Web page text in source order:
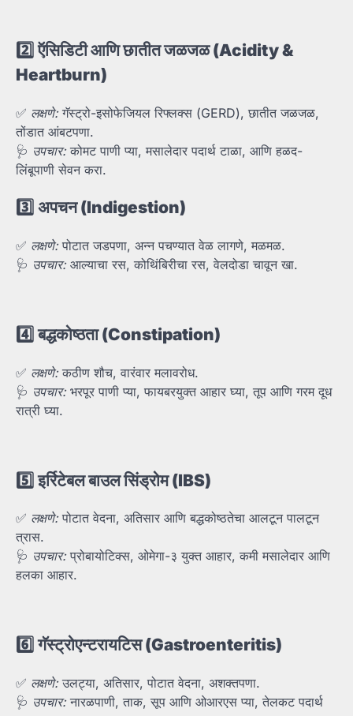
2️⃣ऍसिडिटीआणिछातीतजळजळ (Acidity &
Heartburn)
✅ लक्षणे:गॅस्ट्रो-इसोफेजियल रिफ्लक्स (GERD), छातीत जळजळ,
तोंडात आंबटपणा.
🩺 उपचार:कोमट पाणी प्या, मसालेदार पदार्थ टाळा, आणि हळद-
लिंबूपाणी सेवन करा.
3️⃣ अपचन (Indigestion)
✅ लक्षणे:पोटात जडपणा, अन्न पचण्यात वेळ लागणे, मळमळ.
🩺 उपचार:आल्याचा रस, कोथिंबिरीचा रस, वेलदोडा चावून खा.
4️⃣बद्धकोष्ठता (Constipation)
✅ लक्षणे:कठीण शौच, वारंवार मलावरोध.
🩺 उपचार:भरपूर पाणी प्या, फायबरयुक्त आहार घ्या, तूप आणि गरम दूध
रात्री घ्या.
5️⃣इर्रिटेबलबाउलसिंड्रोम (IBS)
✅ लक्षणे:पोटात वेदना, अतिसार आणि बद्धकोष्ठतेचा आलटून पालटून
त्रास.
🩺 उपचार:प्रोबायोटिक्स, ओमेगा-३ युक्त आहार, कमी मसालेदार आणि
हलका आहार.
6️⃣गॅस्ट्रोएन्टरायटिस (Gastroenteritis)
✅ लक्षणे:उलट्या, अतिसार, पोटात वेदना, अशक्तपणा.
🩺 उपचार:नारळपाणी, ताक, सूप आणि ओआरएस प्या, तेलकट पदार्थ